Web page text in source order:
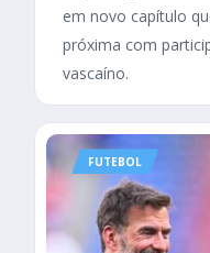
em novo capítulo
próxima com
vascaíno.
FUTEBOL